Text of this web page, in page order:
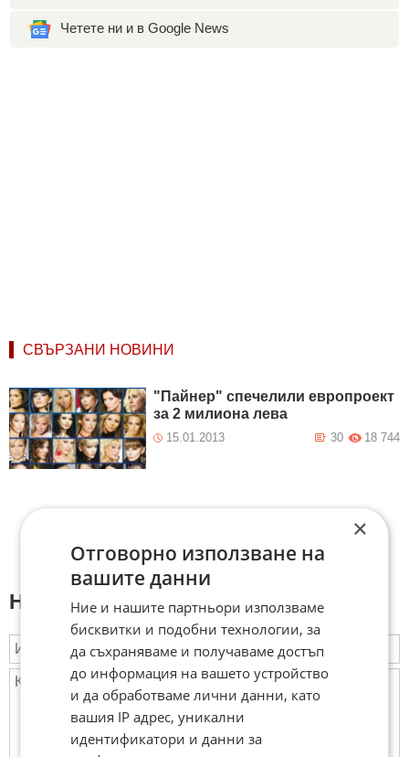
Четете ни и в Google News
СВЪРЗАНИ НОВИНИ
"Пайнер" спечелили европроект
за 2 милиона лева
15.01.2013 18 744
30
Напиши коментар:
×
Отговорно използване на
вашите данни
Ние и нашите партньори използваме
бисквитки и подобни технологии, за
да съхраняваме и получаваме достъп
до информация на вашето устройство
и да обработваме лични данни, като
вашия IP адрес, уникални
идентификатори и данни за